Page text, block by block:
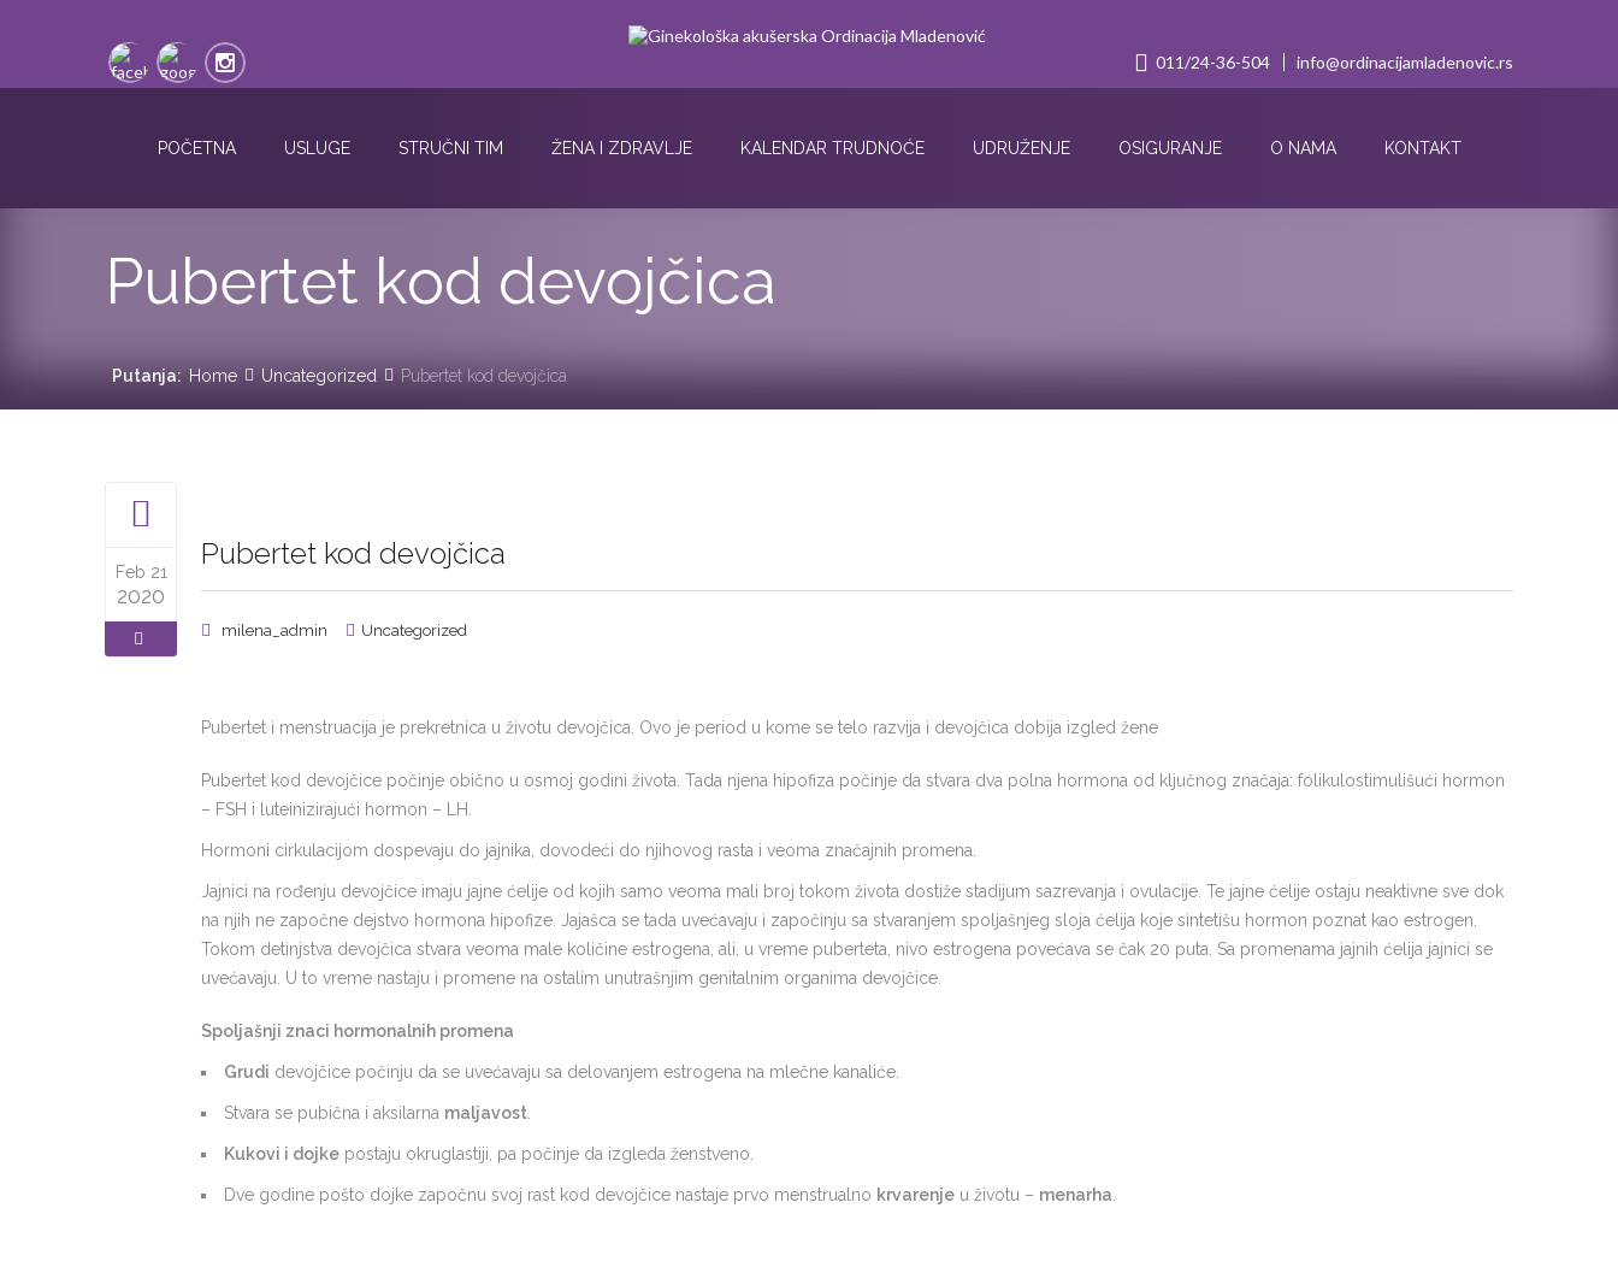
011/24-36-504 info@ordinacijamladenovic.rs
POČETNA USLUGE STRUČNI TIM ŽENA I ZDRAVLJE KALENDAR TRUDNOĆE UDRUŽENJE OSIGURANJE O NAMA KONTAKT
Pubertet kod devojčica
Putanja: Home Uncategorized Pubertet kod devojčica
Feb 21
2020
Pubertet kod devojčica
milena_admin Uncategorized
Pubertet i menstruacija je prekretnica u životu devojčica. Ovo je period u kome se telo razvija i devojčica dobija izgled žene
Pubertet kod devojčice počinje obično u osmoj godini života. Tada njena hipofiza počinje da stvara dva polna hormona od ključnog značaja: folikulostimulišući hormon
– FSH i luteinizirajući hormon – LH.
Hormoni cirkulacijom dospevaju do jajnika, dovodeći do njihovog rasta i veoma značajnih promena.
Jajnici na rođenju devojčice imaju jajne ćelije od kojih samo veoma mali broj tokom života dostiže stadijum sazrevanja i ovulacije. Te jajne ćelije ostaju neaktivne sve dok
na njih ne započne dejstvo hormona hipofize. Jajašca se tada uvećavaju i započinju sa stvaranjem spoljašnjeg sloja ćelija koje sintetišu hormon poznat kao estrogen.
Tokom detinjstva devojčica stvara veoma male količine estrogena, ali, u vreme puberteta, nivo estrogena povećava se čak 20 puta. Sa promenama jajnih ćelija jajnici se
uvećavaju. U to vreme nastaju i promene na ostalim unutrašnjim genitalnim organima devojčice.
Spoljašnji znaci hormonalnih promena
Grudi devojčice počinju da se uvećavaju sa delovanjem estrogena na mlečne kanaliće.
Stvara se pubična i aksilarna maljavost
Kukovi i dojke postaju okruglastiji, pa počinje da izgleda ženstveno.
Dve godine pošto dojke započnu svoj rast kod devojčice nastaje prvo menstrualno krvarenje u životu – menarha